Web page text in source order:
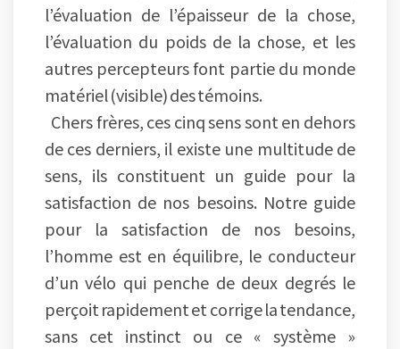
l’évaluation de l’épaisseur de la chose,
l’évaluation du poids de la chose, et les
autres percepteurs font partie du monde
matériel (visible) des témoins.
Chers frères, ces cinq sens sont en dehors
de ces derniers, il existe une multitude de
sens, ils constituent un guide pour la
satisfaction de nos besoins. Notre guide
pour la satisfaction de nos besoins,
l’homme est en équilibre, le conducteur
d’un vélo qui penche de deux degrés le
perçoit rapidement et corrige la tendance,
sans cet instinct ou ce « système »